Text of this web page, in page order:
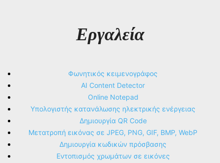
Εργαλεία
Φωνητικός κειμενογράφος
AI Content Detector
Online Notepad
Υπολογιστής κατανάλωσης ηλεκτρικής ενέργειας
Δημιουργία QR Code
Μετατροπή εικόνας σε JPEG, PNG, GIF, BMP, WebP
Δημιουργία κωδικών πρόσβασης
Εντοπισμός χρωμάτων σε εικόνες